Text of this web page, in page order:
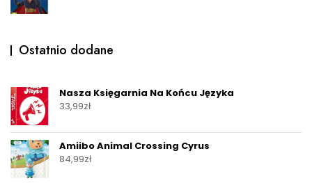
Ostatnio dodane
Nasza Księgarnia Na Końcu Języka
33,99zł
Amiibo Animal Crossing Cyrus
84,99zł